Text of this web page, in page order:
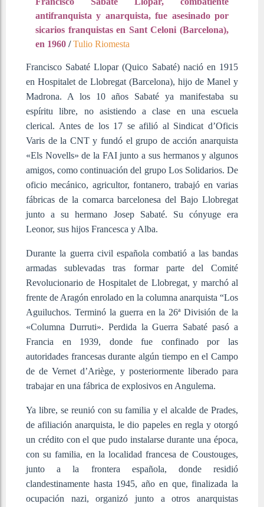
antifranquista y anarquista, fue asesinado por
sicarios franquistas en Sant Celoni (Barcelona),
en 1960 /Tulio Riomesta
Francisco Sabaté Llopar (Quico Sabaté) nació en 1915
en Hospitalet de Llobregat (Barcelona), hijo de Manel y
Madrona. A los 10 años Sabaté ya manifestaba su
espíritu libre, no asistiendo a clase en una escuela
clerical. Antes de los 17 se afilió al Sindicat d’Oficis
Varis de la CNT y fundó el grupo de acción anarquista
«Els Novells» de la FAI junto a sus hermanos y algunos
amigos, como continuación del grupo Los Solidarios. De
oficio mecánico, agricultor, fontanero, trabajó en varias
fábricas de la comarca barcelonesa del Bajo Llobregat
junto a su hermano Josep Sabaté. Su cónyuge era
Leonor, sus hijos Francesca y Alba.
Durante la guerra civil española combatió a las bandas
armadas sublevadas tras formar parte del Comité
Revolucionario de Hospitalet de Llobregat, y marchó al
frente de Aragón enrolado en la columna anarquista “Los
Aguiluchos. Terminó la guerra en la 26ª División de la
«Columna Durruti». Perdida la Guerra Sabaté pasó a
Francia en 1939, donde fue confinado por las
autoridades francesas durante algún tiempo en el Campo
de de Vernet d’Ariège, y posteriormente liberado para
trabajar en una fábrica de explosivos en Angulema.
Ya libre, se reunió con su familia y el alcalde de Prades,
de afiliación anarquista, le dio papeles en regla y otorgó
un crédito con el que pudo instalarse durante una época,
con su familia, en la localidad francesa de Coustouges,
junto a la frontera española, donde residió
clandestinamente hasta 1945, año en que, finalizada la
ocupación nazi, organizó junto a otros anarquistas